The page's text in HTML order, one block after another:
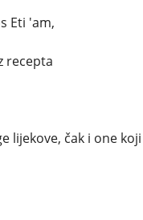
Eti 'am,
recepta
lijekove, čak i one